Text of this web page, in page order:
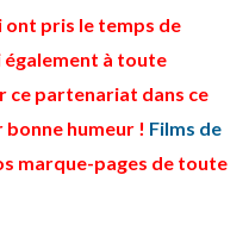
ont pris le temps de
également à toute
ce partenariat dans ce
bonne humeur ! Films de
marque-pages de toute